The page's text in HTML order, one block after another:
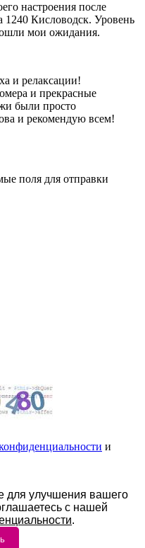
настроения после
Кисловодск. Уровень
мои ожидания.
и релаксации!
и прекрасные
были просто
и рекомендую всем!
для улучшения вашего
с нашей
.
поля для отправки
и
Курорт.